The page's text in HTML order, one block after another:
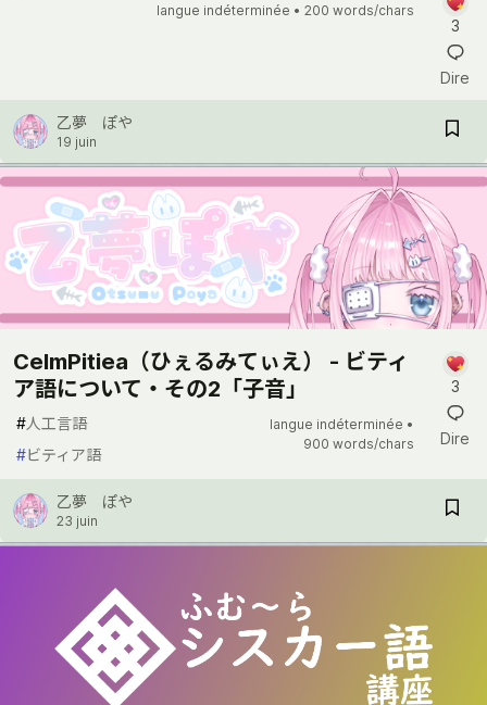
langue indéterminée • 200 words/chars
3
Dire
乙夢 ぽや
19 juin
CelmPitiea（ひぇるみてぃえ） - ビティ
ア語について・その2「子音」
#人工言語
#ビティア語
langue indéterminée •
900 words/chars
3
Dire
乙夢 ぽや
23 juin